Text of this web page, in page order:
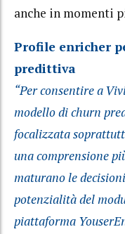
anche in momenti
Profile enricher
predittiva
“Per consentire a
modello di churn
focalizzata
una comprensione
maturano le
potenzialità del
piattaforma